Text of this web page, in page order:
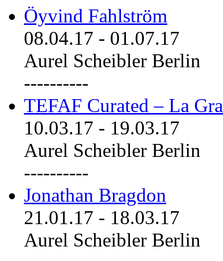
Öyvind Fahlström
08.04.17 - 01.07.17
Aurel Scheibler Berlin
----------
TEFAF Curated – La
10.03.17 - 19.03.17
Aurel Scheibler Berlin
----------
Jonathan Bragdon
21.01.17 - 18.03.17
Aurel Scheibler Berlin